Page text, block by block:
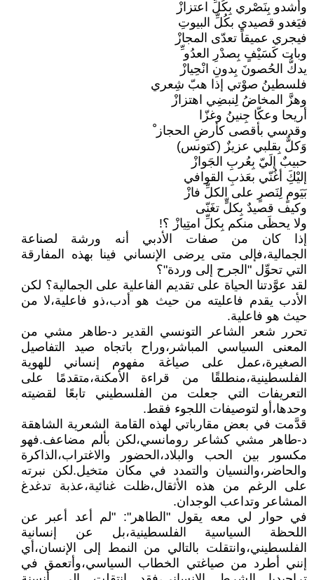
وأشدو بِنَصْري بِكُلِّ اعتزازْ
فيَغدو قصيدي بكُلِّ البيوتِ
فيجري عميقاً تعدّى المجازْ
وبات كَسَيْفٍ بِصدْرِ العدُو ِّ
يدكُّ الحُصونَ بِدونِ انْحِيازْ
فلسطينُ صوْتي إذا هبّ شِعري
وهزَّ المخاضُ لِنبضِي اهتزازْ
أريحا وعكّا جِنينُ وغزّا
وقدسي بأقصى كأرضِ الحجاز ْ
وَكلٌّ بِقلبي عزيزٌ (كتونس)
حبيبٌ إلَيّ بِعُربِ الجَوازْ
إليْكَِ أغُنّي بعَذبِ القوافي
بَيَومٍ لِنَصرٍ على الكلِّ فازْ
وكيف قصيدٌ بِكلٍّ تغَنّى
ولا يحظَى منكم بِكلِّ امتِيازْ ؟!
إذا كان من صفات الأدبي أنه ورشة لصناعة
الجمالية،فإلى متى يرضى الإنساني فينا بهذه المفارقة
التي تحوِّل "الجرح إلى وردة"؟
لقد عوَّدتنا الحياة على تقديم الفاعلية على الجمالية؟ لكن
الأدب يقدم فاعليته من حيث هو أدب،ذو فاعلية،لا من
حيث هو فاعلية.
تحرر شعر الشاعر التونسي القدير د-طاهر مشي من
المعنى السياسي المباشر،وراح باتجاه صيد التفاصيل
الصغيرة،عمل على صياغة مفهوم إنساني للهوية
الفلسطينية،منطلقًا من قراءة الأمكنة،متقدمًا على
التعريفات التي جعلت من الفلسطيني تابعًا لقضيته
وحدها،أو لتوصيفات اللجوء فقط.
قدَّمت في بعض مقارباتي لهذه القامة الشعرية الشاهقة
د-طاهر مشي كشاعر رومانسي،لكن بألم مضاعف.فهو
مكسور بين الحب والبلاد،الحضور والاغتراب،الذاكرة
والحاضر،والنسيان والتمدد في مكان متخيل.لكن نبرته
على الرغم من هذه الأثقال،ظلت غنائية،عذبة تدغدغ
المشاعر وتداعب الوجدان.
في حوار لي معه يقول "الطاهر": "لم أعد أعبر عن
اللحظة السياسية الفلسطينية،بل عن إنسانية
الفلسطيني،وانتقلت بالتالي من النمط إلى الإنسان،أي
إنني أطرد من صياغتي الخطاب السياسي،وأتعمق في